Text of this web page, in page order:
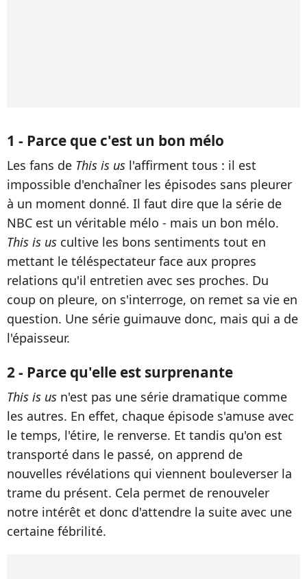
1 - Parce que c'est un bon mélo
Les fans de This is us l'affirment tous : il est
impossible d'enchaîner les épisodes sans pleurer
à un moment donné. Il faut dire que la série de
NBC est un véritable mélo - mais un bon mélo.
This is us cultive les bons sentiments tout en
mettant le téléspectateur face aux propres
relations qu'il entretien avec ses proches. Du
coup on pleure, on s'interroge, on remet sa vie en
question. Une série guimauve donc, mais qui a de
l'épaisseur.
2 - Parce qu'elle est surprenante
This is us n'est pas une série dramatique comme
les autres. En effet, chaque épisode s'amuse avec
le temps, l'étire, le renverse. Et tandis qu'on est
transporté dans le passé, on apprend de
nouvelles révélations qui viennent bouleverser la
trame du présent. Cela permet de renouveler
notre intérêt et donc d'attendre la suite avec une
certaine fébrilité.